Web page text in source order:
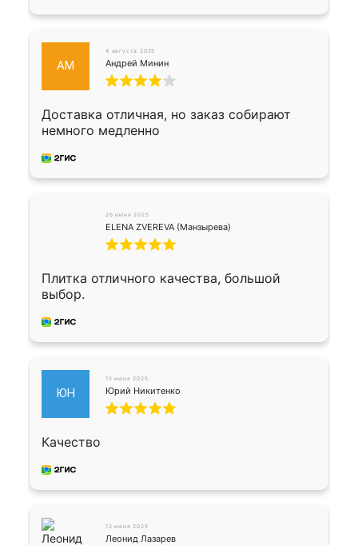
АМ
4 августа 2025
Андрей Минин
Доставка отличная, но заказ собирают
немного медленно
26 июня 2025
ELENA ZVEREVA (Манзырева)
Плитка отличного качества, большой
выбор.
ЮН
15 июня 2025
Юрий Никитенко
Качество
12 июня 2025
Леонид Лазарев